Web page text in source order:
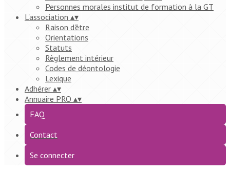
Personnes morales institut de formation à la GT
L'association ▴▾
Raison d'être
Orientations
Statuts
Règlement intérieur
Codes de déontologie
Lexique
Adhérer ▴▾
Annuaire PRO ▴▾
FAQ
Contact
Se connecter